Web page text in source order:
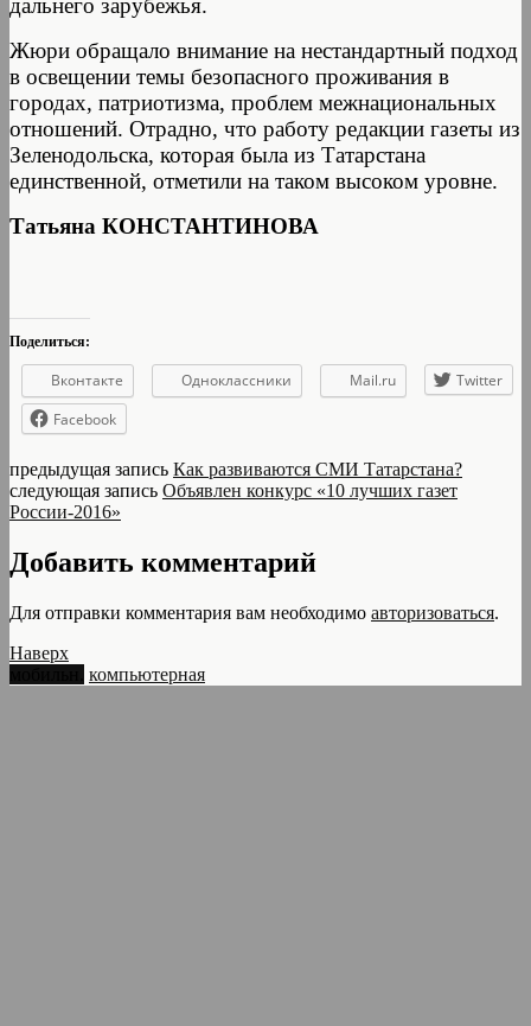
дальнего зарубежья.
Жюри обращало внимание на нестандартный подход
в освещении темы безопасного проживания в
городах, патриотизма, проблем межнациональных
отношений. Отрадно, что работу редакции газеты из
Зеленодольска, которая была из Татарстана
единственной, отметили на таком высоком уровне.
Татьяна КОНСТАНТИНОВА
Поделиться:
Вконтакте Одноклассники Mail.ru
Twitter
Facebook
предыдущая запись Как развиваются СМИ Татарстана?
следующая запись Объявлен конкурс «10 лучших газет
России-2016»
Добавить комментарий
Для отправки комментария вам необходимо авторизоваться.
Наверх
компьютерная